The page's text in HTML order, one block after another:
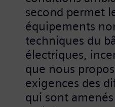
second permet
équipements
techniques du
électriques,
que nous
exigences des
qui sont